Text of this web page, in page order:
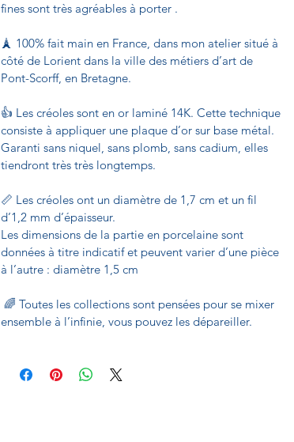
fines sont très agréables à porter .
🗼 100% fait main en France, dans mon atelier situé à
côté de Lorient dans la ville des métiers d’art de
Pont-Scorff, en Bretagne.
👍 Les créoles sont en or laminé 14K. Cette technique
consiste à appliquer une plaque d’or sur base métal.
Garanti sans niquel, sans plomb, sans cadium, elles
tiendront très très longtemps.
📏 Les créoles ont un diamètre de 1,7 cm et un fil
d’1,2 mm d’épaisseur.
Les dimensions de la partie en porcelaine sont
données à titre indicatif et peuvent varier d’une pièce
à l’autre : diamètre 1,5 cm
🌈 Toutes les collections sont pensées pour se mixer
ensemble à l’infinie, vous pouvez les dépareiller.